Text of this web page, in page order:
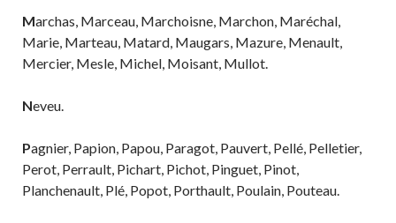
Marchas, Marceau, Marchoisne, Marchon, Maréchal,
Marie, Marteau, Matard, Maugars, Mazure, Menault,
Mercier, Mesle, Michel, Moisant, Mullot.
Neveu.
Pagnier, Papion, Papou, Paragot, Pauvert, Pellé, Pelletier,
Perot, Perrault, Pichart, Pichot, Pinguet, Pinot,
Planchenault, Plé, Popot, Porthault, Poulain, Pouteau.